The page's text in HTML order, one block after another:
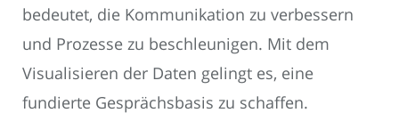
bedeutet, die Kommunikation zu verbessern
und Prozesse zu beschleunigen. Mit dem
Visualisieren der Daten gelingt es, eine
fundierte Gesprächsbasis zu schaffen.